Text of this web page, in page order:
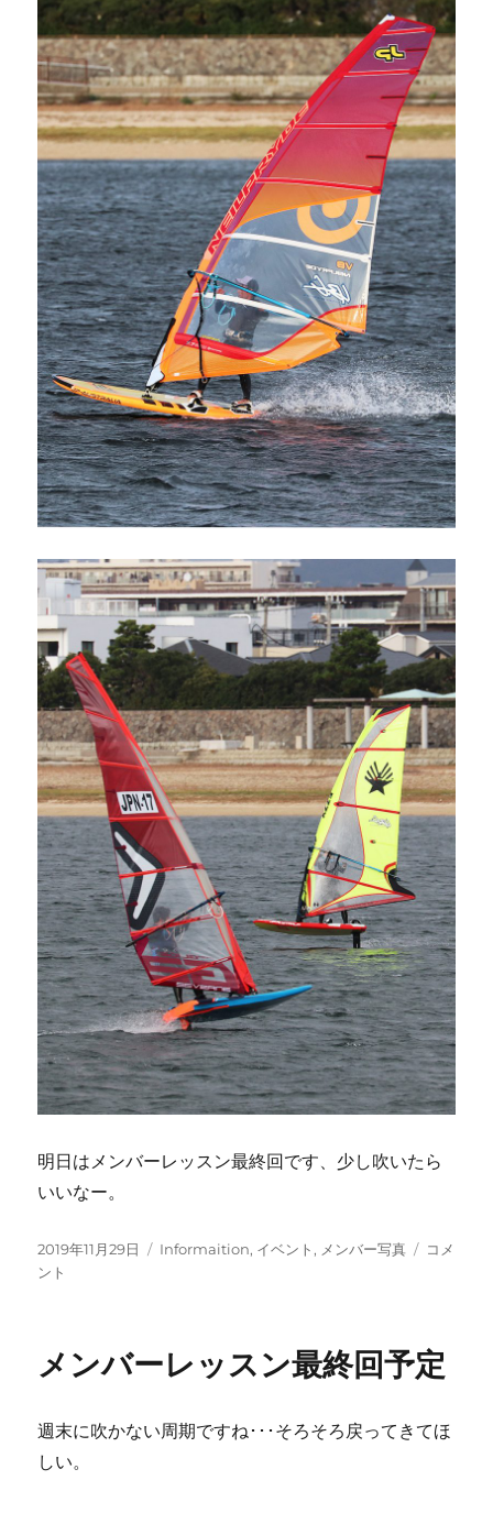
明日はメンバーレッスン最終回です、少し吹いたら
いいなー。
投
稿
2019年11月29日
カ
Informaition, イベント, メンバー写真
白
に
て
コメ
ント
メンバーレッスン最終回予定
週末に吹かない周期ですね･･･そろそろ戻ってきてほ
しい。